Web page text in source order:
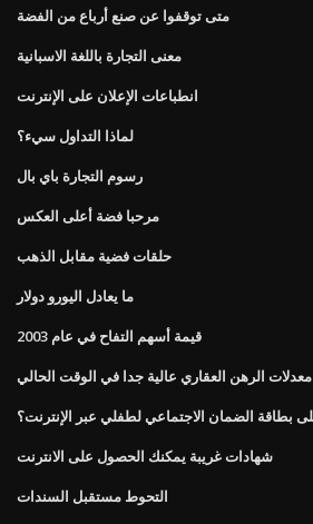
متى توقفوا عن صنع أرباع من الفضة
معنى التجارة باللغة الاسبانية
انطباعات الإعلان على الإنترنت
لماذا التداول سيء؟
رسوم التجارة باي بال
مرحبا فضة أعلى العكس
حلقات فضية مقابل الذهب
ما يعادل اليورو دولار
قيمة أسهم التفاح في عام 2003
معدلات الرهن العقاري عالية جدا في الوقت الحالي
بطاقة الضمان الاجتماعي لطفلي عبر الإنترنت؟
شهادات غريبة يمكنك الحصول على الانترنت
التحوط مستقبل السندات